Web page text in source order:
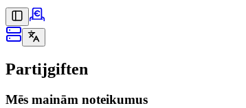
Partijgiften
Mēs mainām noteikumus